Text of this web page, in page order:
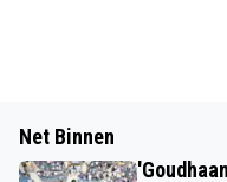
Net Binnen